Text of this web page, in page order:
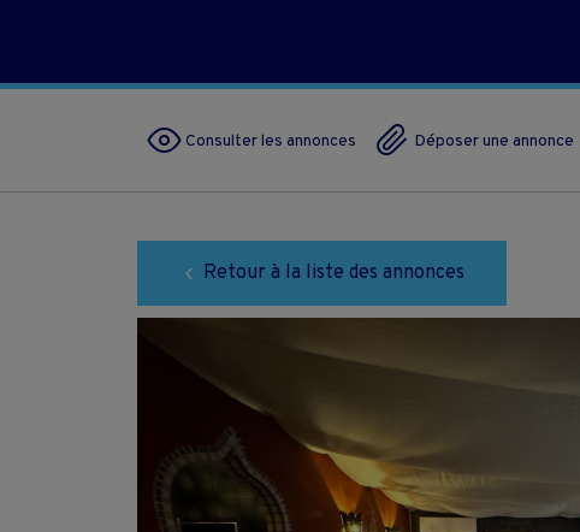
Consulter les annonces Déposer une annonce
Retour à la liste des annonces